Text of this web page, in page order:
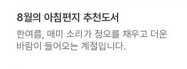
8월의 아침편지 추천도서
한여름, 매미 소리가 정오를 채우고 더운
바람이 들어오는 계절입니다.